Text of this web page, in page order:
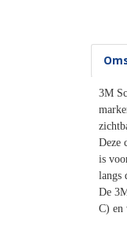
3M
Deze
is
langs
De
C) en